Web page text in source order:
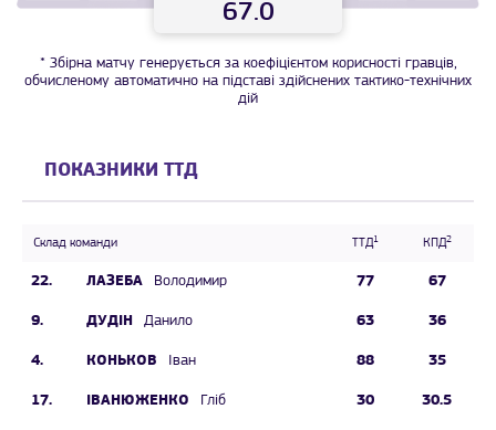
67.0
* Збірна матчу генерується за коефіцієнтом корисності гравців,
обчисленому автоматично на підставі здійснених тактико-технічних
дій
ПОКАЗНИКИ ТТД
Склад команди ТТД1 КПД2
22. ЛАЗЕБА Володимир 77 67
9. ДУДІН Данило 63 36
4. КОНЬКОВ Іван 88 35
17. ІВАНЮЖЕНКО Гліб 30 30.5